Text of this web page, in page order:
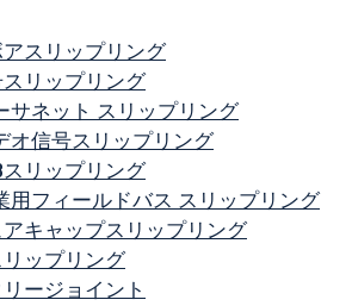
スリップリング
リップリング
サネット スリップリング
オ信号スリップリング
スリップリング
用フィールドバス スリップリング
アキャップスリップリング
リップリング
リージョイント
ョン